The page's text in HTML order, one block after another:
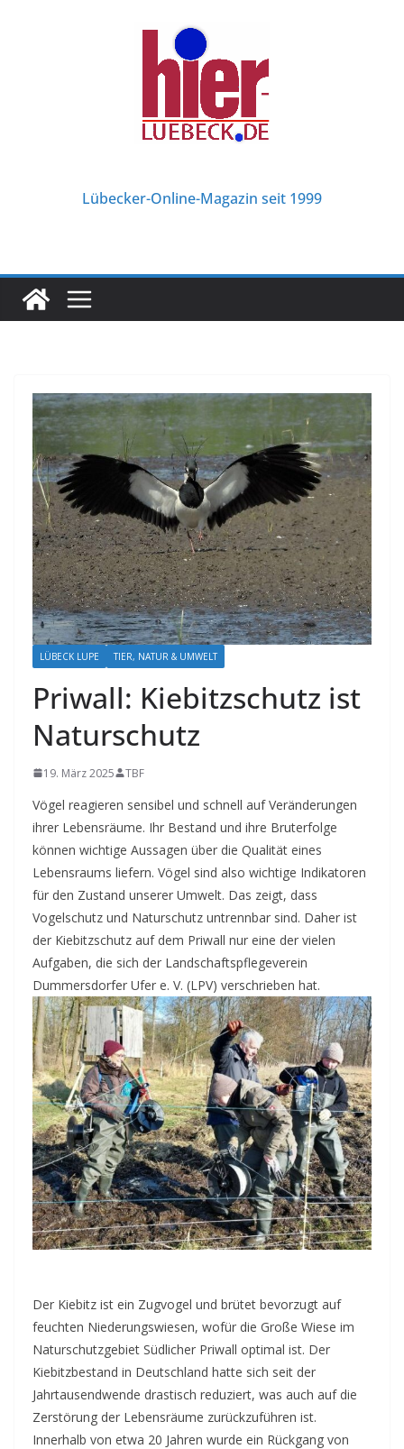
Lübecker-Online-Magazin seit 1999
LÜBECK LUPE TIER, NATUR & UMWELT
Priwall: Kiebitzschutz ist
Naturschutz
19. März 2025 TBF
Vögel reagieren sensibel und schnell auf Veränderungen
ihrer Lebensräume. Ihr Bestand und ihre Bruterfolge
können wichtige Aussagen über die Qualität eines
Lebensraums liefern. Vögel sind also wichtige Indikatoren
für den Zustand unserer Umwelt. Das zeigt, dass
Vogelschutz und Naturschutz untrennbar sind. Daher ist
der Kiebitzschutz auf dem Priwall nur eine der vielen
Aufgaben, die sich der Landschaftspflegeverein
Dummersdorfer Ufer e. V. (LPV) verschrieben hat.
Der Kiebitz ist ein Zugvogel und brütet bevorzugt auf
feuchten Niederungswiesen, wofür die Große Wiese im
Naturschutzgebiet Südlicher Priwall optimal ist. Der
Kiebitzbestand in Deutschland hatte sich seit der
Jahrtausendwende drastisch reduziert, was auch auf die
Zerstörung der Lebensräume zurückzuführen ist.
Innerhalb von etwa 20 Jahren wurde ein Rückgang von